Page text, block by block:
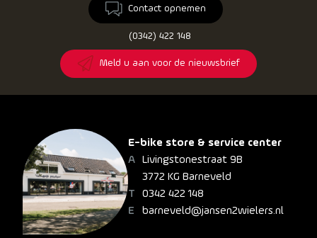
Contact opnemen
(0342) 422 148
Meld u aan voor de nieuwsbrief
E-bike store & service center
Livingstonestraat 9B
3772 KG Barneveld
0342 422 148
barneveld@jansen2wielers.nl